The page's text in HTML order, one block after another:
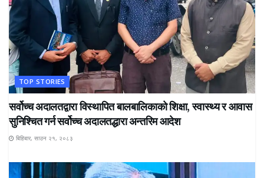
TOP STORIES
सर्वोच्च अदालतद्वारा विस्थापित बालबालिकाको शिक्षा, स्वास्थ्य र आवास
सुनिश्चित गर्न सर्वोच्च अदालतद्धारा अन्तरिम आदेश
बिहिबार, साउन २१, २०८३